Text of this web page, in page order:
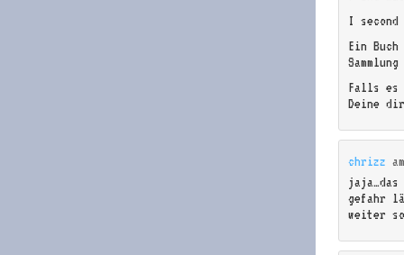
I
Ein
Falls
Deine
chrizz
gefahr
weiter